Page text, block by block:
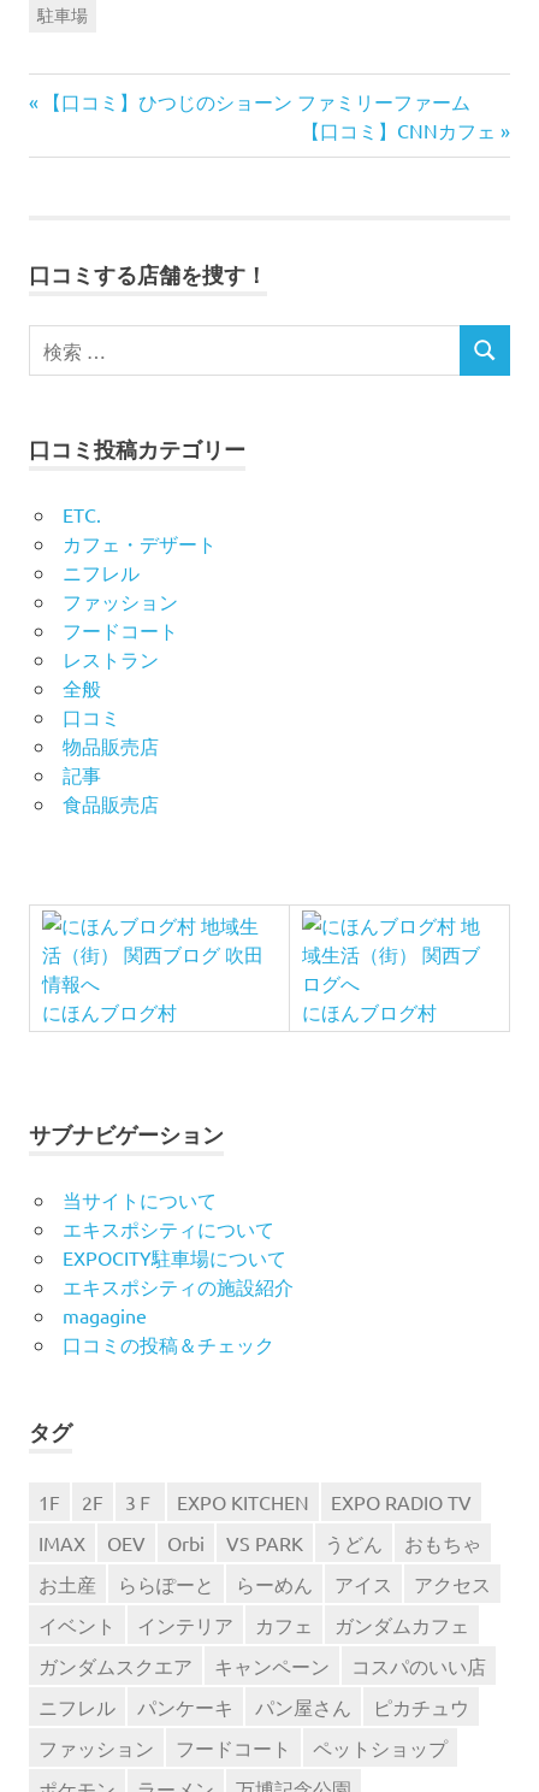
駐車場
投
稿
ビ
ー
ョ
ン
前
記
【口コミ】ひつじのショーン ファミリーファーム
次
の
【口コミ】CNNカフェ
口コミする店舗を捜す！
口コミ投稿カテゴリー
ETC.
カフェ・デザート
ニフレル
ファッション
フードコート
レストラン
全般
口コミ
物品販売店
記事
食品販売店
にほんブログ村 にほんブログ村
サブナビゲーション
当サイトについて
エキスポシティについて
EXPOCITY駐車場について
エキスポシティの施設紹介
magagine
口コミの投稿＆チェック
タグ
1F 2F 3Ｆ EXPO KITCHEN
EXPO RADIO TV
IMAX
OEV Orbi VS PARK うどん
おもちゃ
お土産
ららぽーと らーめん アイス
アクセス
イベント
インテリア カフェ
ガンダムカフェ
ガンダムスクエア
キャンペーン
コスパのいい店
ニフレル
パンケーキ パン屋さん
ピカチュウ
ファッション
フードコート
ペットショップ